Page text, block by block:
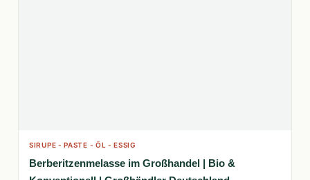
SIRUPE - PASTE - ÖL - ESSIG
Berberitzenmelasse im Großhandel | Bio &